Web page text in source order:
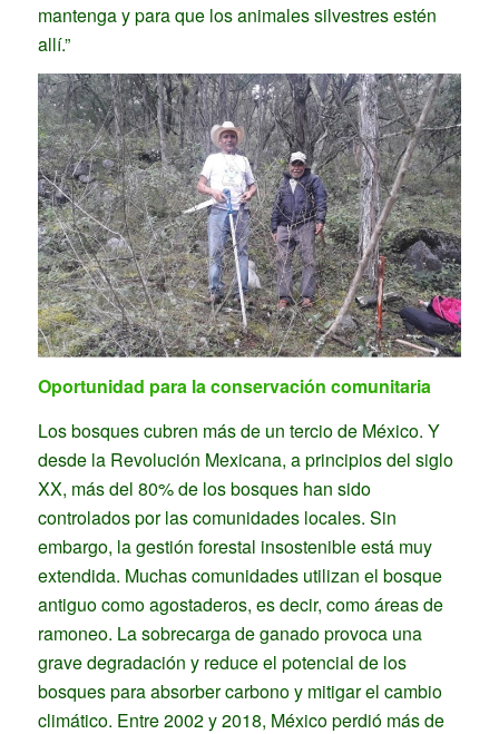
mantenga y para que los animales silvestres estén
allí.”
Oportunidad para la conservación comunitaria
Los bosques cubren más de un tercio de México. Y
desde la Revolución Mexicana, a principios del siglo
XX, más del 80% de los bosques han sido
controlados por las comunidades locales. Sin
embargo, la gestión forestal insostenible está muy
extendida. Muchas comunidades utilizan el bosque
antiguo como agostaderos, es decir, como áreas de
ramoneo. La sobrecarga de ganado provoca una
grave degradación y reduce el potencial de los
bosques para absorber carbono y mitigar el cambio
climático. Entre 2002 y 2018, México perdió más de